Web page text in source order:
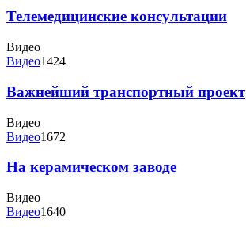
Телемедицинские консультации
Видео
Видео1424
Важнейший транспортный проект
Видео
Видео1672
На керамическом заводе
Видео
Видео1640